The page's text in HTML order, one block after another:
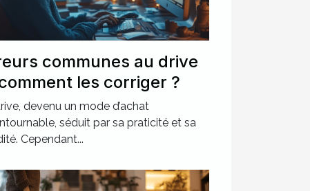
communes au drive
les corriger ?
devenu un mode d’achat
séduit par sa praticité et sa
Cependant...